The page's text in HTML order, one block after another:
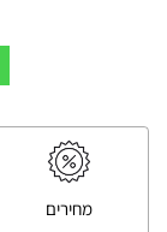
מחירים